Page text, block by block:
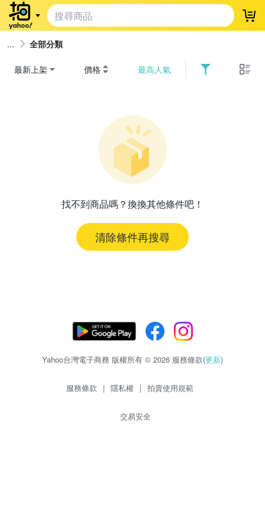
登
全部分類
最新上架 價格 最高人氣
找不到商品嗎？換換其他條件吧！
清除條件再搜尋
Yahoo台灣電子商務 版權所有 © 2026 服務條款(更新)
服務條款 | 隱私權 | 拍賣使用規範
交易安全